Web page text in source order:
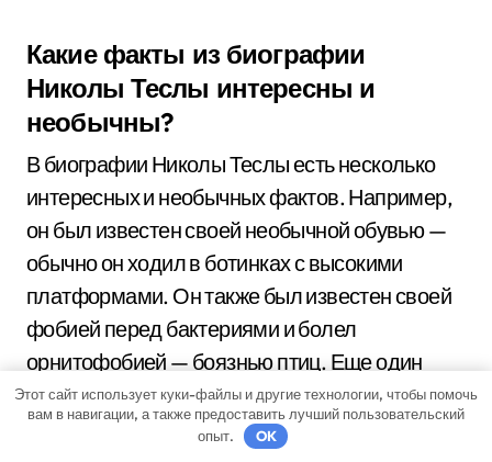
Какие факты из биографии
Николы Теслы интересны и
необычны?
В биографии Николы Теслы есть несколько
интересных и необычных фактов. Например,
он был известен своей необычной обувью —
обычно он ходил в ботинках с высокими
платформами. Он также был известен своей
фобией перед бактериями и болел
орнитофобией — боязнью птиц. Еще один
интересный факт: Тесла утверждал, что имел
способность к визуализации и созданию
Этот сайт использует куки-файлы и другие технологии, чтобы помочь
вам в навигации, а также предоставить лучший пользовательский
опыт.
OK